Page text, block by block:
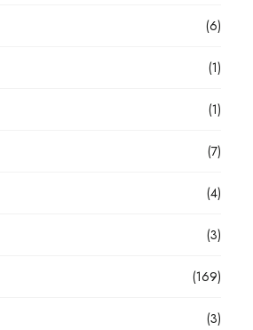
(6)
(1)
(1)
(7)
(4)
(3)
(169)
(3)